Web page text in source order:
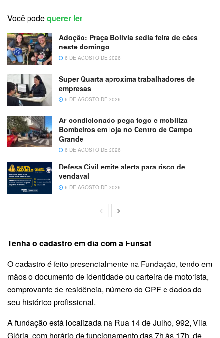
Você podequerer ler
Adoção: Praça Bolívia sedia feira de cães
neste domingo
6 DE AGOSTO DE 2026
Super Quarta aproxima trabalhadores de
empresas
6 DE AGOSTO DE 2026
Ar-condicionado pega fogo e mobiliza
Bombeiros em loja no Centro de Campo
Grande
6 DE AGOSTO DE 2026
Defesa Civil emite alerta para risco de
vendaval
6 DE AGOSTO DE 2026
Tenha o cadastro em dia com a Funsat
O cadastro é feito presencialmente na Fundação, tendo em
mãos o documento de identidade ou carteira de motorista,
comprovante de residência, número do CPF e dados do
seu histórico profissional.
A fundação está localizada na Rua 14 de Julho, 992, Vila
Glória, com horário de funcionamento das 7h às 17h, de